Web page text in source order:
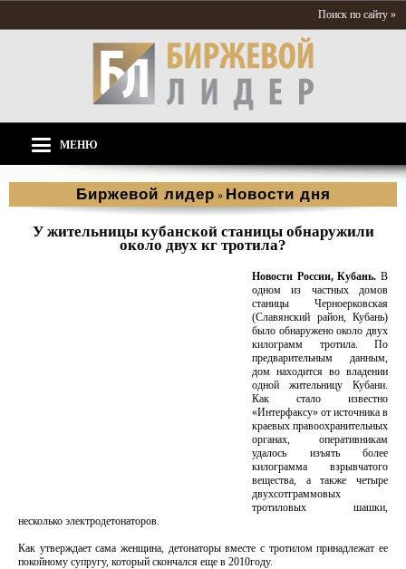
Поиск по сайту »
МЕНЮ
Биржевой лидер » Новости дня
У жительницы кубанской станицы обнаружили
около двух кг тротила?
Новости России, Кубань. В
одном из частных домов
станицы Черноерковская
(Славянский район, Кубань)
было обнаружено около двух
килограмм тротила. По
предварительным данным,
дом находится во владении
одной жительницу Кубани.
Как стало известно
«Интерфаксу» от источника в
краевых правоохранительных
органах, оперативникам
удалось изъять более
килограмма взрывчатого
вещества, а также четыре
двухсотграммовых
тротиловых шашки,
несколько электродетонаторов.
Как утверждает сама женщина, детонаторы вместе с тротилом принадлежат ее
покойному супругу, который скончался еще в 2010году.